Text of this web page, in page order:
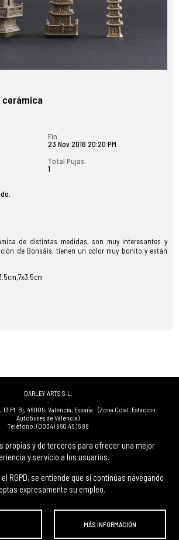
propias y de terceros para ofrecer una mejor
y servicio a los usuarios.
RGPD, se entiende que si continúas navegando
expresamente su empleo.
MÁS INFORMACIÓN
cerámica
Fin.
23 Nov 2016 20:20 PM
Total Pujas.
1
de distintas medidas, son muy interesantes y
de Bonsáis, tienen un color muy bonito y están
DARLEY ARTS S.L.
-
13 Pl. Bj, 46009, Valencia, España (Zona Ccial. Estación
Autobuses de Valencia)
Teléfono:(0034) 960 46 16 88
(0034) 963 40 48 21
-
669 53 68 89(solo WhatsApp)
info@subastasdarley.com